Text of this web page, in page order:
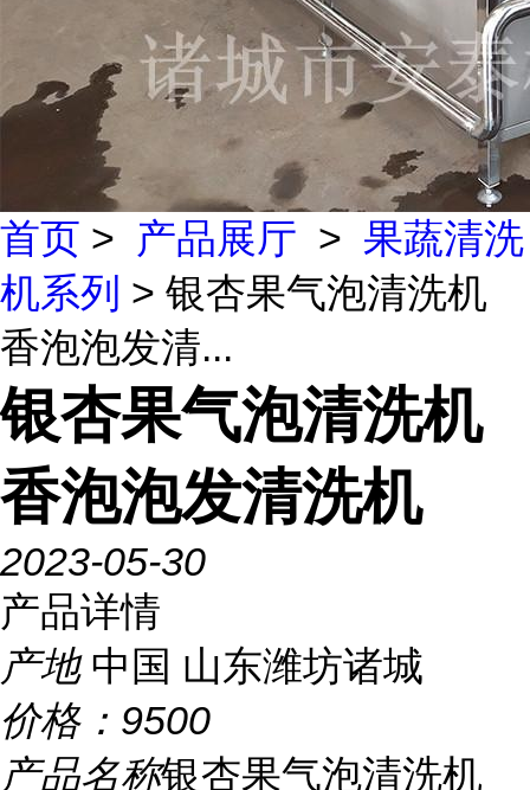
首页 > 产品展厅 > 果蔬清洗
机系列 > 银杏果气泡清洗机
香泡泡发清...
银杏果气泡清洗机
香泡泡发清洗机
2023-05-30
产品详情
产地 中国 山东潍坊诸城
价格： 9500
产品名称银杏果气泡清洗机